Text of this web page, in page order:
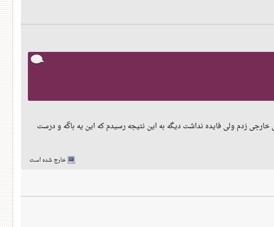
فارسی و چه در سایت های خارجی زدم ولی فایده نداشت دیگه به این نتیجه رسیدم که این یه باگه و درست
خارج شده است